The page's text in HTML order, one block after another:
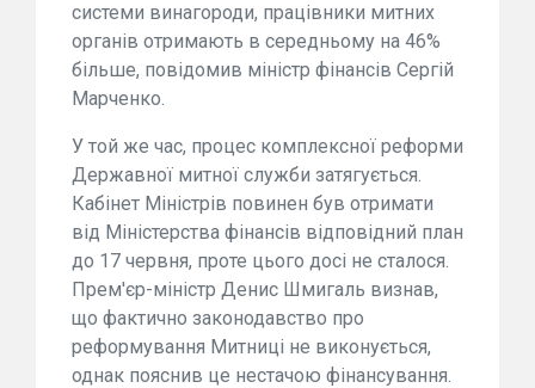
системи винагороди, працівники митних
органів отримають в середньому на 46%
більше, повідомив міністр фінансів Сергій
Марченко.
У той же час, процес комплексної реформи
Державної митної служби затягується.
Кабінет Міністрів повинен був отримати
від Міністерства фінансів відповідний план
до 17 червня, проте цього досі не сталося.
Прем'єр-міністр Денис Шмигаль визнав,
що фактично законодавство про
реформування Митниці не виконується,
однак пояснив це нестачою фінансування.